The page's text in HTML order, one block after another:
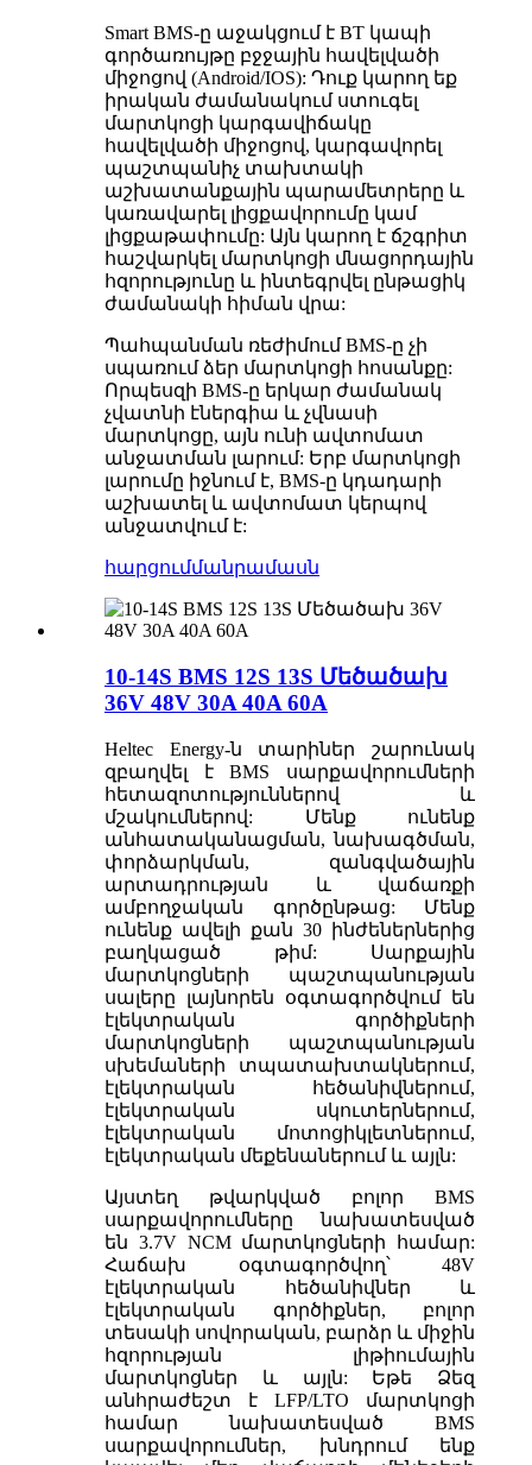
Smart BMS-ը աջակցում է BT կապի
գործառույթը բջջային հավելվածի
միջոցով (Android/IOS): Դուք կարող եք
իրական ժամանակում ստուգել
մարտկոցի կարգավիճակը
հավելվածի միջոցով, կարգավորել
պաշտպանիչ տախտակի
աշխատանքային պարամետրերը և
կառավարել լիցքավորումը կամ
լիցքաթափումը: Այն կարող է ճշգրիտ
հաշվարկել մարտկոցի մնացորդային
հզորությունը և ինտեգրվել ընթացիկ
ժամանակի հիման վրա:
Պահպանման ռեժիմում BMS-ը չի
սպառում ձեր մարտկոցի հոսանքը:
Որպեսզի BMS-ը երկար ժամանակ
չվատնի էներգիա և չվնասի
մարտկոցը, այն ունի ավտոմատ
անջատման լարում: Երբ մարտկոցի
լարումը իջնում ​​է, BMS-ը կդադարի
աշխատել և ավտոմատ կերպով
անջատվում է:
հարցումմանրամասն
10-14S BMS 12S 13S Մեծածախ
36V 48V 30A 40A 60A
Heltec Energy-ն տարիներ շարունակ
զբաղվել է BMS սարքավորումների
հետազոտություններով և
մշակումներով: Մենք ունենք
անհատականացման, նախագծման,
փորձարկման, զանգվածային
արտադրության և վաճառքի
ամբողջական գործընթաց: Մենք
ունենք ավելի քան 30 ինժեներներից
բաղկացած թիմ: Սարքային
մարտկոցների պաշտպանության
սալերը լայնորեն օգտագործվում են
էլեկտրական գործիքների
մարտկոցների պաշտպանության
սխեմաների տպատախտակներում,
էլեկտրական հեծանիվներում,
էլեկտրական սկուտերներում,
էլեկտրական մոտոցիկլետներում,
էլեկտրական մեքենաներում և այլն:
Այստեղ թվարկված բոլոր BMS
սարքավորումները նախատեսված
են 3.7V NCM մարտկոցների համար:
Հաճախ օգտագործվող՝ 48V
էլեկտրական հեծանիվներ և
էլեկտրական գործիքներ, բոլոր
տեսակի սովորական, բարձր և միջին
հզորության լիթիումային
մարտկոցներ և այլն: Եթե Ձեզ
անհրաժեշտ է LFP/LTO մարտկոցի
համար նախատեսված BMS
սարքավորումներ, խնդրում ենք